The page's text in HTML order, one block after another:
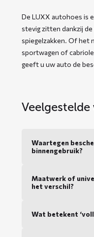
De LUXX autohoes is
stevig zitten dankzij
spiegelzakken. Of het
sportwagen of
geeft u uw auto de
Veelgestelde
Waartegen
binnengebruik?
Maatwerk of
het verschil?
Wat betekent